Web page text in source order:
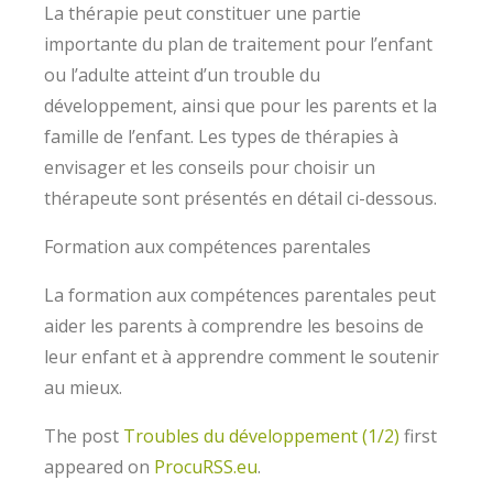
La thérapie peut constituer une partie
importante du plan de traitement pour l’enfant
ou l’adulte atteint d’un trouble du
développement, ainsi que pour les parents et la
famille de l’enfant. Les types de thérapies à
envisager et les conseils pour choisir un
thérapeute sont présentés en détail ci-dessous.
Formation aux compétences parentales
La formation aux compétences parentales peut
aider les parents à comprendre les besoins de
leur enfant et à apprendre comment le soutenir
au mieux.
The post Troubles du développement (1/2) first
appeared on ProcuRSS.eu.